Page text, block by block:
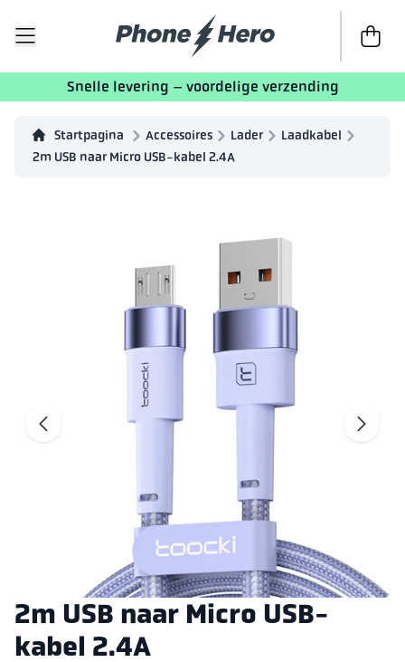
Naar
Snelle levering – voordelige verzending
Startpagina Accessoires Lader
Laadkabel
2m USB naar Micro USB-kabel 2.4A
Ga naar de
2m USB naar Micro USB-
kabel 2.4A